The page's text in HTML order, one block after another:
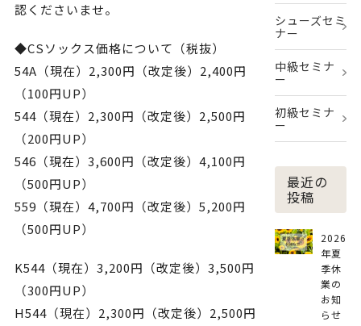
認くださいませ。
◆CSソックス価格について（税抜）
54A（現在）2,300円（改定後）2,400円
（100円UP）
544（現在）2,300円（改定後）2,500円
（200円UP）
546（現在）3,600円（改定後）4,100円
（500円UP）
559（現在）4,700円（改定後）5,200円
（500円UP）
K544（現在）3,200円（改定後）3,500円
（300円UP）
H544（現在）2,300円（改定後）2,500円
シューズセミ
ナー
中級セミナ
ー
初級セミナ
ー
最近の
投稿
2026
年夏
季休
業の
お知
らせ